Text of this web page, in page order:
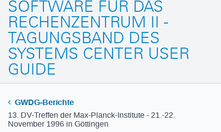
SOFTWARE FÜR DAS
RECHENZENTRUM II -
TAGUNGSBAND DES
SYSTEMS CENTER USER
GUIDE
GWDG-Berichte
13. DV-Treffen der Max-Planck-Institute - 21.-22.
November 1996 in Göttingen